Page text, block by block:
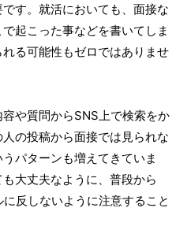
す。就活においても、面接な
起こった事などを書いてしま
る可能性もゼロではありませ
や質問からSNS上で検索をか
の投稿から面接では見られな
パターンも増えてきていま
大丈夫なように、普段から
反しないように注意すること